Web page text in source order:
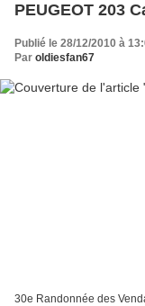
PEUGEOT 203
Publié le 28/12/2010 à
Par oldiesfan67
30e Randonnée des